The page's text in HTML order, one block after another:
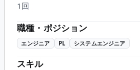
1回
職種・ポジション
エンジニア PL システムエンジニア
スキル